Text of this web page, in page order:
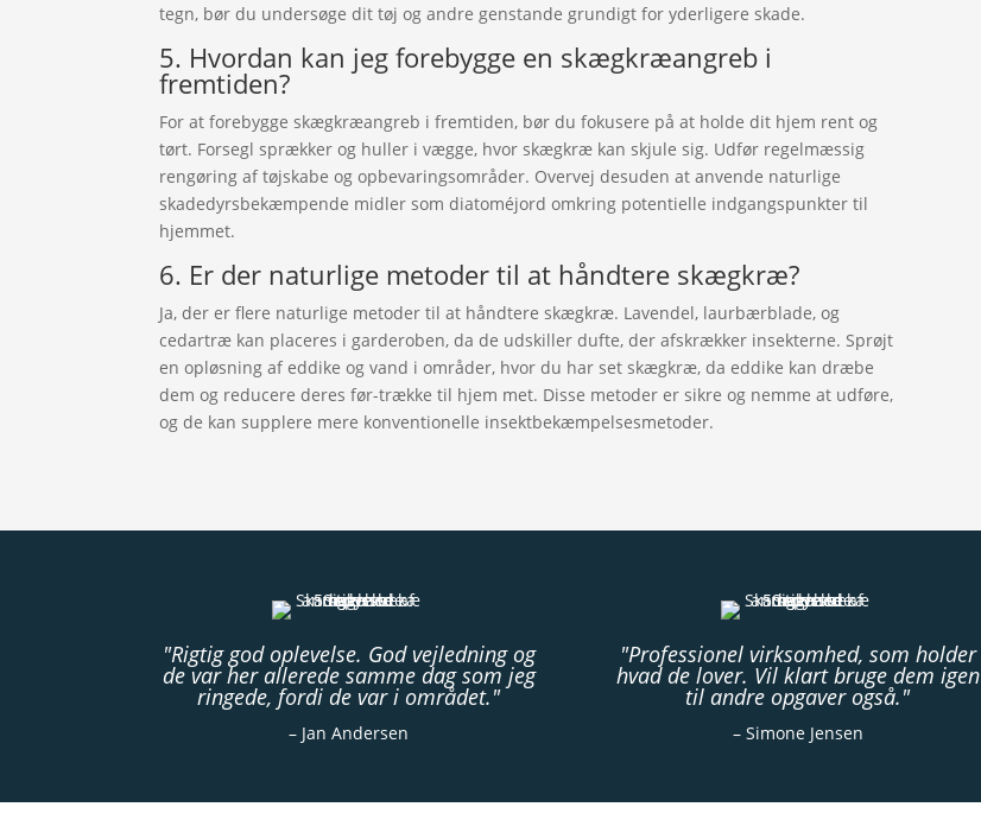
tegn, bør du undersøge dit tøj og andre genstande grundigt for yderligere skade.
5. Hvordan kan jeg forebygge en skægkræangreb i
fremtiden?
For at forebygge skægkræangreb i fremtiden, bør du fokusere på at holde dit hjem rent og
tørt. Forsegl sprækker og huller i vægge, hvor skægkræ kan skjule sig. Udfør regelmæssig
rengøring af tøjskabe og opbevaringsområder. Overvej desuden at anvende naturlige
skadedyrsbekæmpende midler som diatoméjord omkring potentielle indgangspunkter til
hjemmet.
6. Er der naturlige metoder til at håndtere skægkræ?
Ja, der er flere naturlige metoder til at håndtere skægkræ. Lavendel, laurbærblade, og
cedartræ kan placeres i garderoben, da de udskiller dufte, der afskrækker insekterne. Sprøjt
en opløsning af eddike og vand i områder, hvor du har set skægkræ, da eddike kan dræbe
dem og reducere deres før-trække til hjem met. Disse metoder er sikre og nemme at udføre,
og de kan supplere mere konventionelle insektbekæmpelsesmetoder.
"Rigtig god oplevelse. God vejledning og
de var her allerede samme dag som jeg
ringede, fordi de var i området."
– Jan Andersen
"Professionel virksomhed, som holder
hvad de lover. Vil klart bruge dem igen
til andre opgaver også."
– Simone Jensen